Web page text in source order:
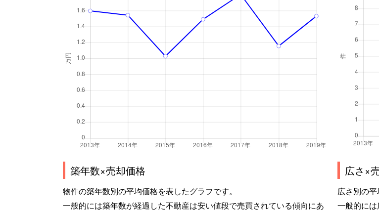
築年数×売却価格
物件の築年数別の平均価格を表したグラフです。
一般的には築年数が経過した不動産は安い値段で売買されている傾向にあ
広さ×
広さ別の平
一般的には